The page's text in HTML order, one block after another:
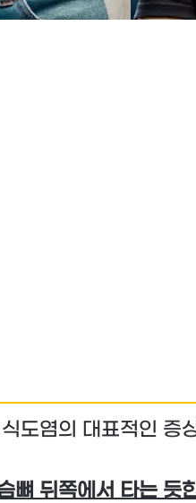
도염의 대표적인 증
뼈 뒤쪽에서 타는 듯